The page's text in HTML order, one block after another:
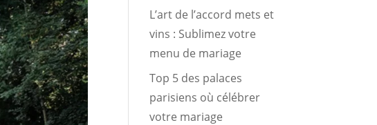
L’art de l’accord mets et
vins : Sublimez votre
menu de mariage
Top 5 des palaces
parisiens où célébrer
votre mariage